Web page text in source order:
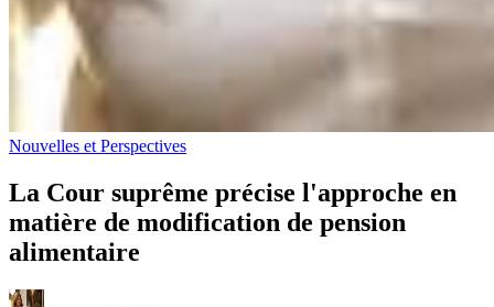
Nouvelles et Perspectives
La Cour suprême précise l'approche en
matière de modification de pension
alimentaire